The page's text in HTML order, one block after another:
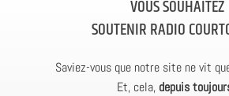
VOUS SOUHAITEZ
SOUTENIR RADIO
Saviez-vous que notre site ne vit
Et, cela, depuis